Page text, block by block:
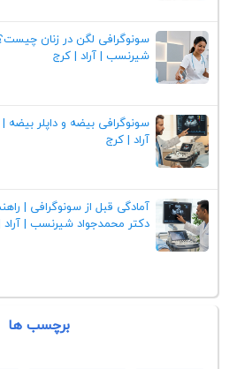
سونوگرافی لگن در زنان
شیرنسب | آراد | کرج
سونوگرافی بیضه و داپلر
آراد | کرج
آمادگی قبل از سونوگرافی |
دکتر محمدجواد شیرنسب |
برچسب ها